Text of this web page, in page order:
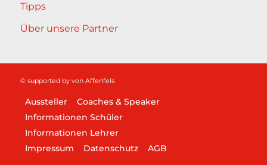
Tipps
Über unsere Partner
© supported by von Affenfels
Aussteller
Coaches & Speaker
Informationen Schüler
Informationen Lehrer
Impressum
Datenschutz AGB